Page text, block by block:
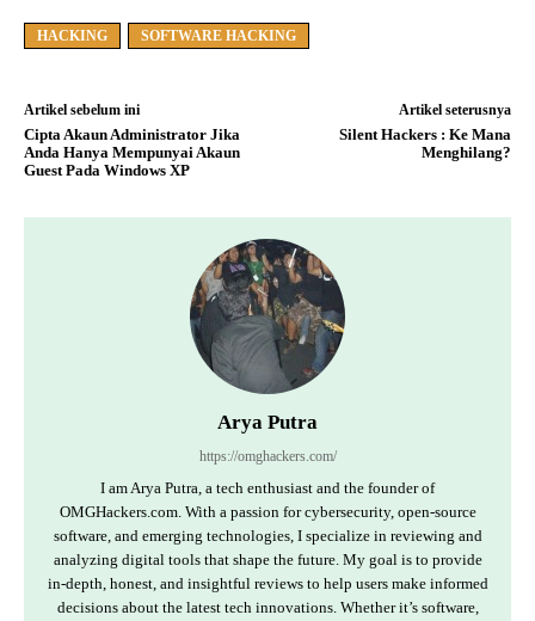
HACKING SOFTWARE HACKING
Artikel sebelum ini
Cipta Akaun Administrator Jika
Anda Hanya Mempunyai Akaun
Guest Pada Windows XP
Artikel seterusnya
Silent Hackers : Ke Mana
Menghilang?
Arya Putra
https://omghackers.com/
I am Arya Putra, a tech enthusiast and the founder of
OMGHackers.com. With a passion for cybersecurity, open-source
software, and emerging technologies, I specialize in reviewing and
analyzing digital tools that shape the future. My goal is to provide
in-depth, honest, and insightful reviews to help users make informed
decisions about the latest tech innovations. Whether it’s software,